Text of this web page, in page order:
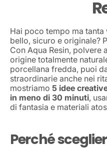
Hai poco tempo ma
bello, sicuro e originale?
Con Aqua Resin, polvere
origine totalmente
porcellana fredda, puoi
straordinarie anche nei
mostriamo 5 idee
in meno di 30 minuti,
di fantasia e materiali
Perché